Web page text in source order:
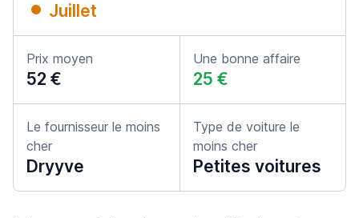
Juillet
Prix moyen
52 €
Une bonne affaire
25 €
Le fournisseur le moins
cher
Dryyve
Type de voiture le
moins cher
Petites voitures